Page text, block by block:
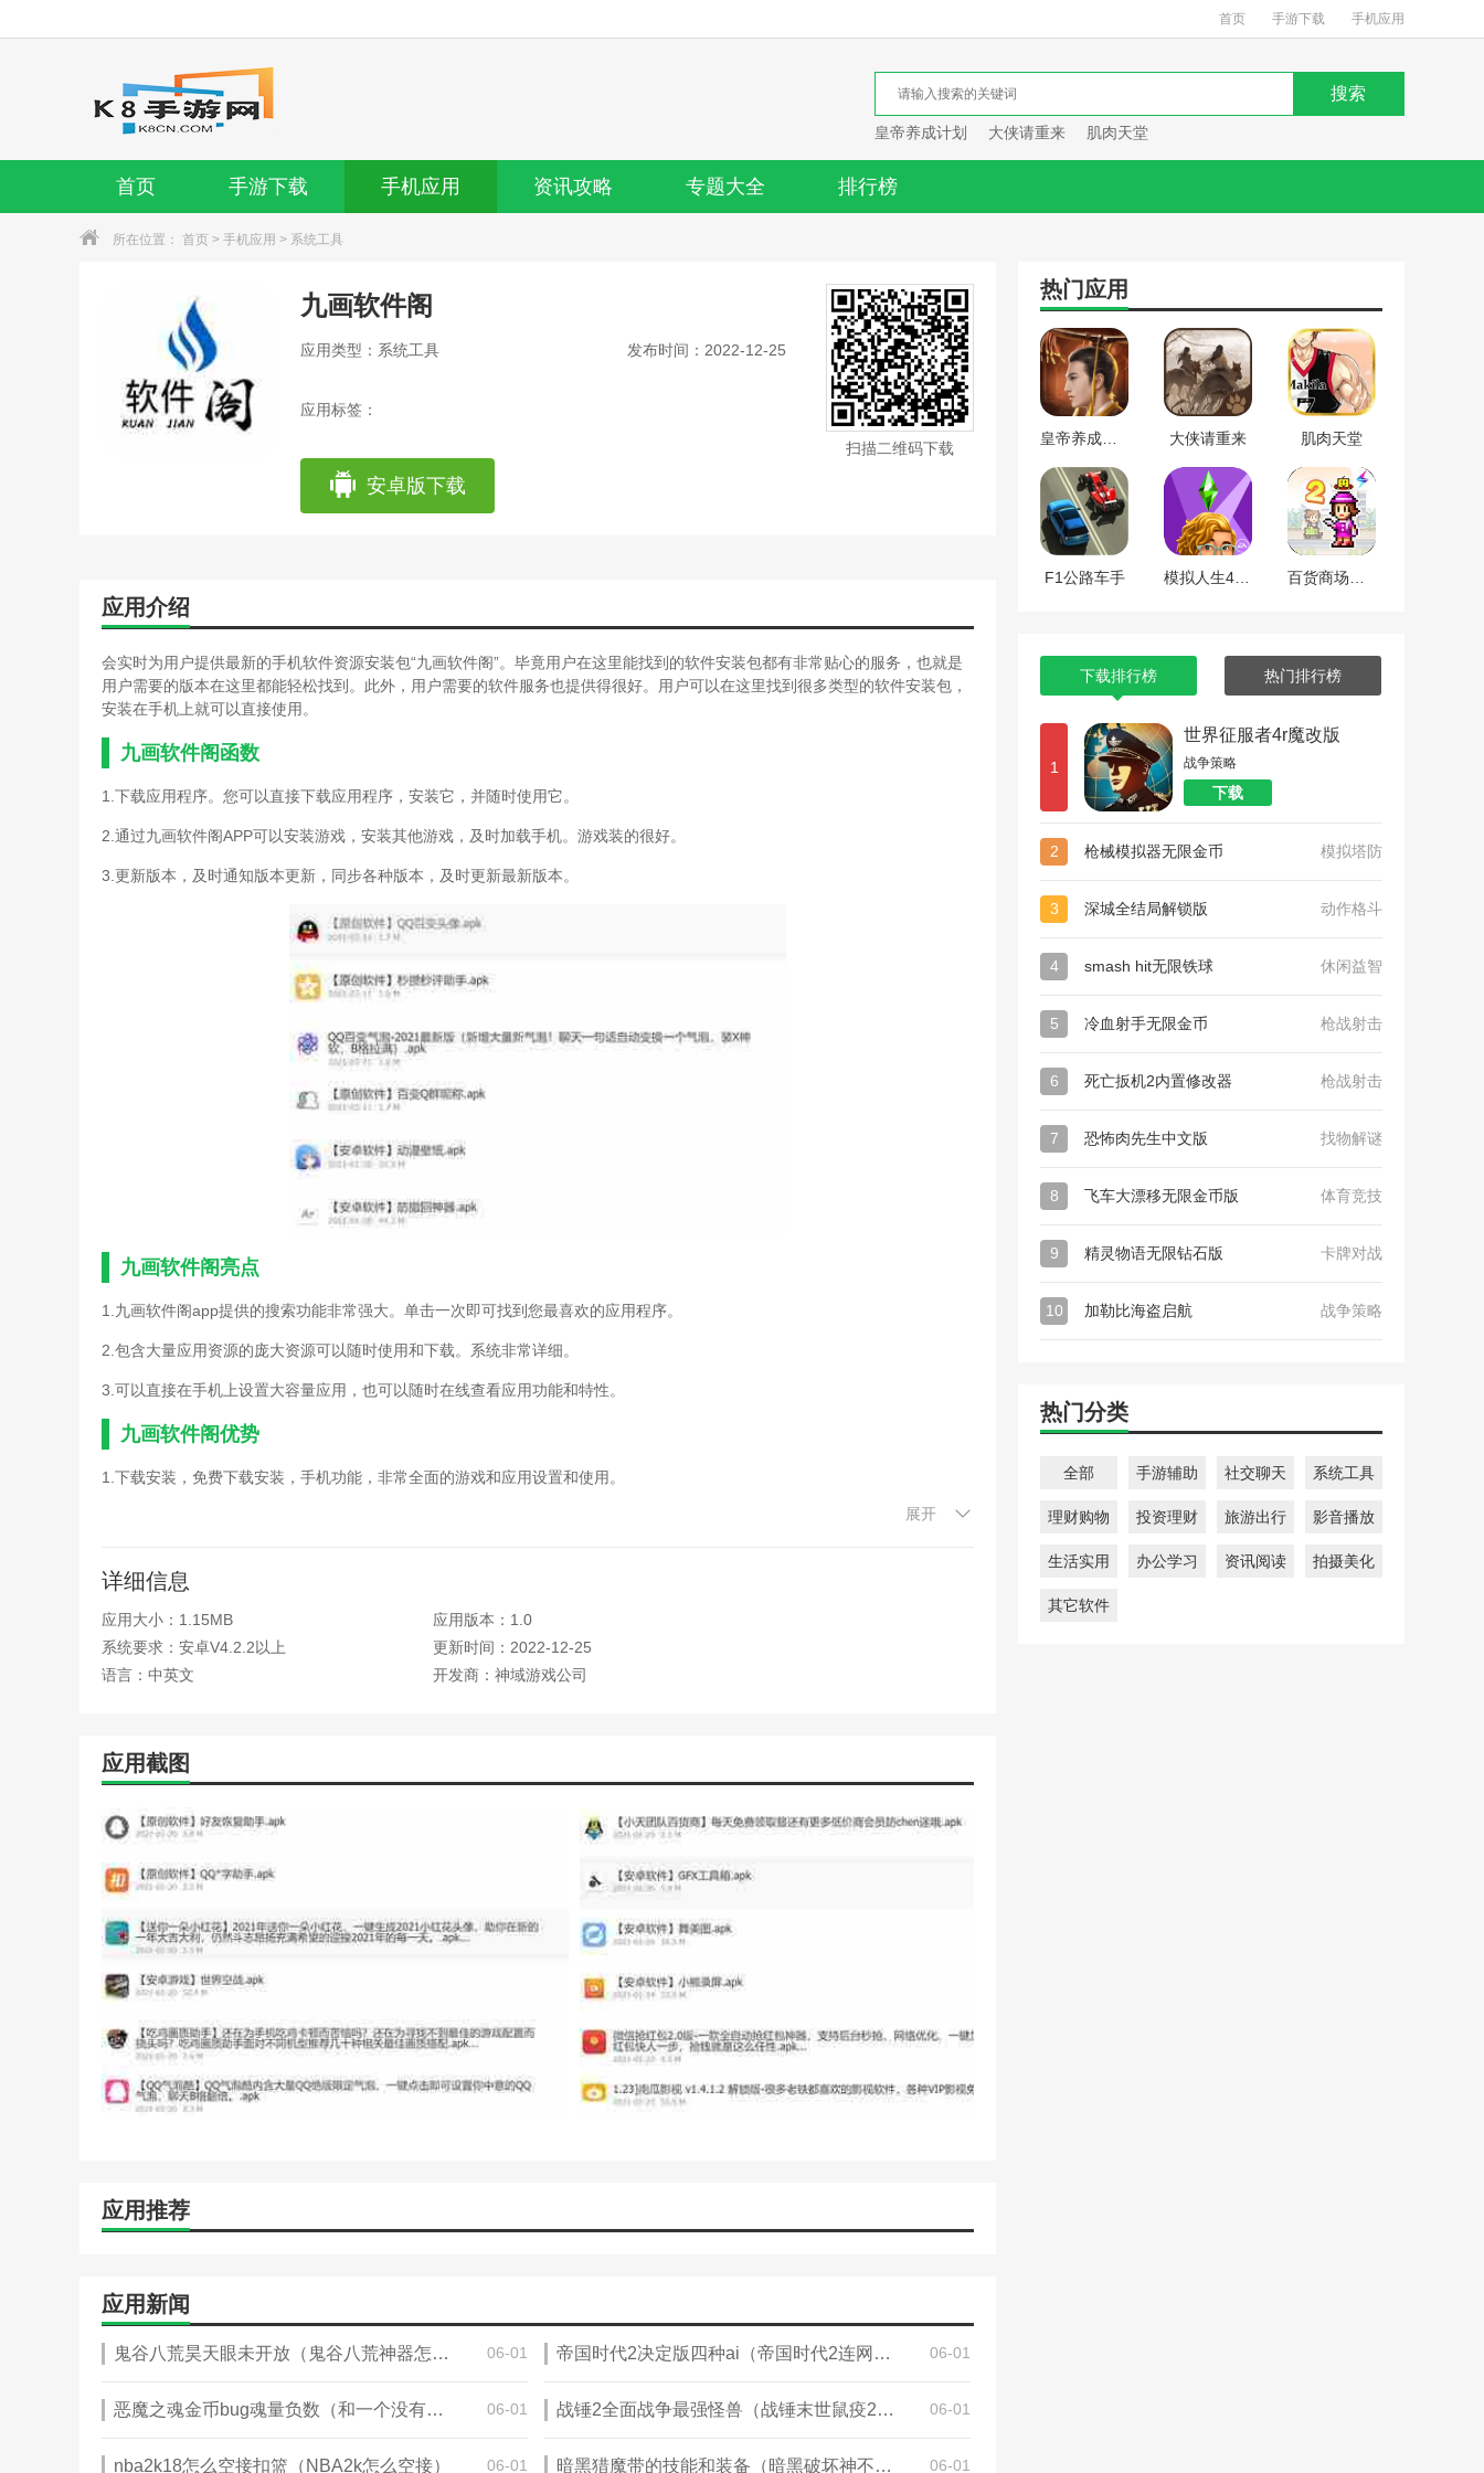
首页 手游下载 手机应用
皇帝养成计划 大侠请重来 肌肉天堂
首页 手游下载 手机应用 资讯攻略 专题大全 排行榜
所在位置： 首页 > 手机应用 > 系统工具
九画软件阁
应用类型：系统工具 发布时间：2022-12-25
应用标签：
安卓版下载
扫描二维码下载
应用介绍
会实时为用户提供最新的手机软件资源安装包“九画软件阁”。毕竟用户在这里能找到的软件安装包都有非常贴心的服务，也就是
用户需要的版本在这里都能轻松找到。此外，用户需要的软件服务也提供得很好。用户可以在这里找到很多类型的软件安装包，
安装在手机上就可以直接使用。
九画软件阁函数
1.下载应用程序。您可以直接下载应用程序，安装它，并随时使用它。
2.通过九画软件阁APP可以安装游戏，安装其他游戏，及时加载手机。游戏装的很好。
3.更新版本，及时通知版本更新，同步各种版本，及时更新最新版本。
九画软件阁亮点
1.九画软件阁app提供的搜索功能非常强大。单击一次即可找到您最喜欢的应用程序。
2.包含大量应用资源的庞大资源可以随时使用和下载。系统非常详细。
3.可以直接在手机上设置大容量应用，也可以随时在线查看应用功能和特性。
九画软件阁优势
1.下载安装，免费下载安装，手机功能，非常全面的游戏和应用设置和使用。
1.卸载功能和强大的卸载功能。卸载干净，安装包可以随时卸载。
2.使用九画软件阁APP从无线网络下载或预约，可以节省流量。
4.高速下载。下载速度很快。可以随时使用网络高速安装下载软件。
展开
详细信息
应用大小：1.15MB
应用版本：1.0
系统要求：安卓V4.2.2以上
更新时间：2022-12-25
语言：中英文
开发商：神域游戏公司
应用截图
应用推荐
应用新闻
鬼谷八荒昊天眼未开放（鬼谷八荒神器怎么开） 06-01 帝国时代2决定版四种ai（帝国时代2连网时，如何让AI跟别人打，而自己成为旁观者） 06-01
恶魔之魂金币bug魂量负数（和一个没有情商的人生活一辈子累吗） 06-01 战锤2全面战争最强怪兽（战锤末世鼠疫2赏金天赋怎么点） 06-01
nba2k18怎么空接扣篮（NBA2k怎么空接） 06-01 暗黑猎魔带的技能和装备（暗黑破坏神不朽猎魔人副手选择） 06-01
热门应用
大侠请重来 肌肉天堂
F1公路车手
下载排行榜 热门排行榜
1
世界征服者4r魔改版
战争策略
下载
2 枪械模拟器无限金币 模拟塔防
3 深城全结局解锁版 动作格斗
4 smash hit无限铁球 休闲益智
5 冷血射手无限金币 枪战射击
6 死亡扳机2内置修改器 枪战射击
7 恐怖肉先生中文版 找物解谜
8 飞车大漂移无限金币版 体育竞技
9 精灵物语无限钻石版 卡牌对战
10 加勒比海盗启航 战争策略
热门分类
全部 手游辅助 社交聊天 系统工具
理财购物 投资理财 旅游出行 影音播放
生活实用 办公学习 资讯阅读 拍摄美化
其它软件